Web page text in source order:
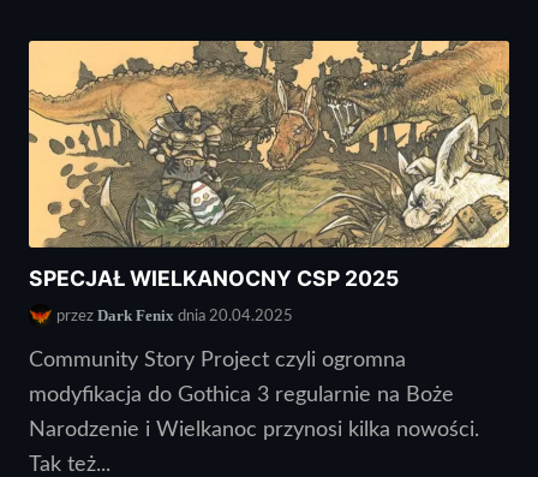
SPECJAŁ WIELKANOCNY CSP 2025
przez Dark Fenix dnia 20.04.2025
Community Story Project czyli ogromna
modyfikacja do Gothica 3 regularnie na Boże
Narodzenie i Wielkanoc przynosi kilka nowości.
Tak też...